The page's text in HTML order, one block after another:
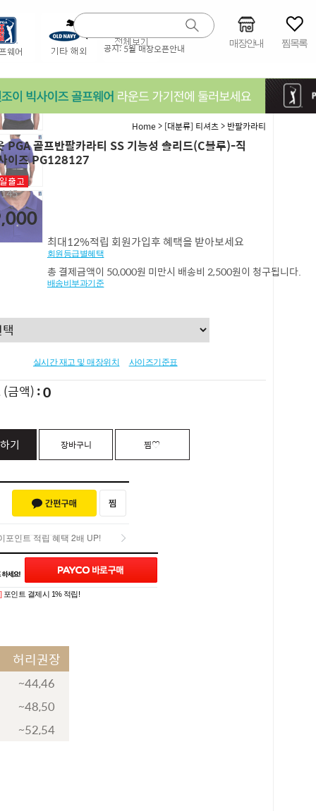
공지:5월 매장오픈안내 매장안내 찜목록
Home> [대분류] 티셔츠> 반팔카라티
PGA 골프반팔카라티 SS 기능성 솔리드(C블루)-직
이즈 PG128127
최대12%적립 회원가입후 혜택을 받아보세요
회원등급별혜택
총 결제금액이 50,000원 미만시 배송비 2,500원이 청구됩니다.
배송비부과기준
실시간 재고 및 매장위치 사이즈기준표
(금액) 0
기 장바구니 찜♡
포인트 적립 혜택 2배 UP!
포인트 적립 혜택 2배 UP!
포인트 결제시 1% 적립!
(0)
허리권장
~44,46
~48,50
~52,54